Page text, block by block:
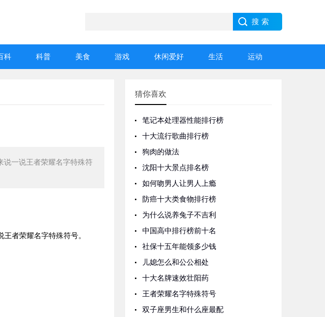
科 科普 美食 游戏 休闲爱好 生活 运动
说一说王者荣耀名字特殊符
者荣耀名字特殊符号。
猜你喜欢
笔记本处理器性能排行榜
十大流行歌曲排行榜
狗肉的做法
沈阳十大景点排名榜
如何吻男人让男人上瘾
防癌十大类食物排行榜
为什么说养兔子不吉利
中国高中排行榜前十名
社保十五年能领多少钱
儿媳怎么和公公相处
十大名牌速效壮阳药
王者荣耀名字特殊符号
双子座男生和什么座最配